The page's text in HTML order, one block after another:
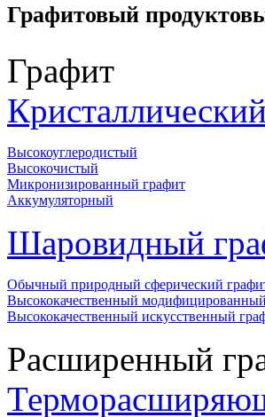
Графитовый
Графит
Кристаллический
Высокоуглеродистый
Высокочистый
Микронизированный графит
Аккумуляторный
Шаровидный
Обычный природный сферический
Высококачественный
Высококачественный искусственный
Расширенный